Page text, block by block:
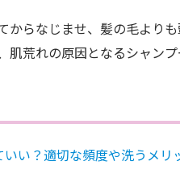
からなじませ、髪の毛より
肌荒れの原因となるシャン
いい？適切な頻度や洗うメリ